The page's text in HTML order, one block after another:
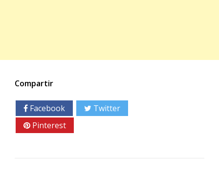
Compartir
Facebook Twitter
Pinterest